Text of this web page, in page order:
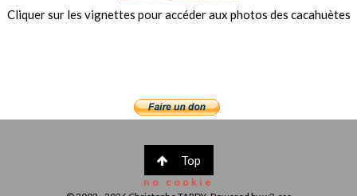
Cliquer sur les vignettes pour accéder aux photos des cacahuètes
Top
no cookie